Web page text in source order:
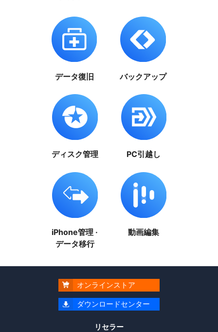
データ復旧 バックアップ
ディスク管理 PC引越し
iPhone管理 ·
データ移行
動画編集
 オンラインストア
 ダウンロードセンター
リセラー